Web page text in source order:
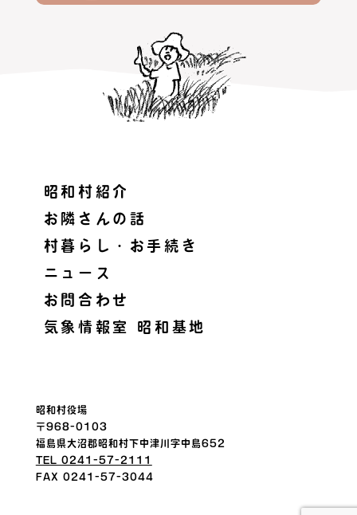
昭和村紹介
お隣さんの話
村暮らし・お手続き
ニュース
お問合わせ
気象情報室 昭和基地
昭和村役場
〒968-0103
福島県大沼郡昭和村下中津川字中島652
TEL 0241-57-2111
FAX 0241-57-3044